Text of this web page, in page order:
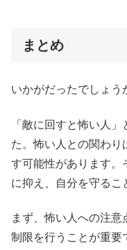
まとめ
いかがだったでしょう
「敵に回すと怖い人
た。怖い人との関わり
す可能性があります。
に抑え、自分を守るこ
まず、怖い人への注
制限を行うことが重要